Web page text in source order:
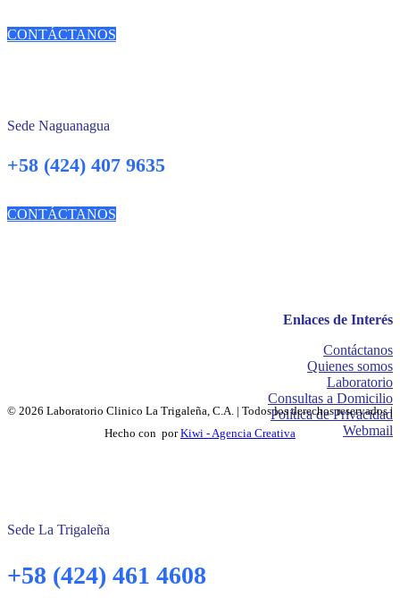
CONTÁCTANOS
Sede Naguanagua
+58 (424) 407 9635
CONTÁCTANOS
Enlaces de Interés
Contáctanos
Quienes somos
Laboratorio
Consultas a Domicilio
Política de Privacidad
Webmail
© 2026 Laboratorio Clinico La Trigaleña, C.A. | Todos los derechos reservados |
Hecho con porKiwi - Agencia Creativa
Sede La Trigaleña
+58 (424) 461 4608